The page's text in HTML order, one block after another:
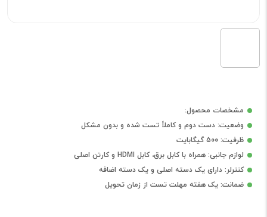
مشخصات محصول:
وضعیت: دست دوم و کاملاً تست شده و بدون مشکل
ظرفیت: 500 گیگابایت
لوازم جانبی: همراه با کابل برق، کابل HDMI و کارتن اصلی
کنترلر: دارای یک دسته اصلی و یک دسته اضافه
ضمانت: یک هفته مهلت تست از زمان تحویل